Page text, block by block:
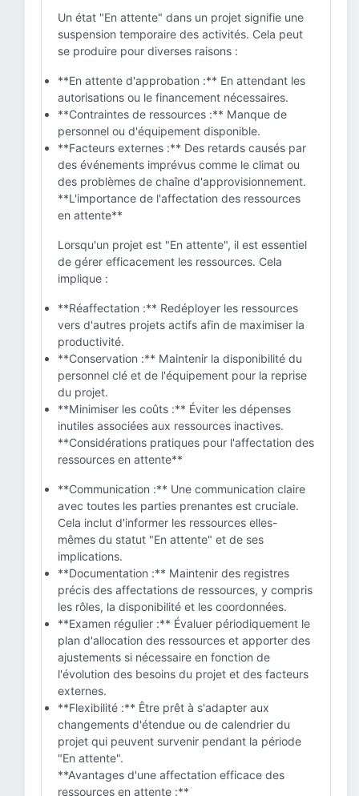
Un état "En attente" dans un projet signifie une
suspension temporaire des activités. Cela peut
se produire pour diverses raisons :
**En attente d'approbation :** En attendant les
autorisations ou le financement nécessaires.
**Contraintes de ressources :** Manque de
personnel ou d'équipement disponible.
**Facteurs externes :** Des retards causés par
des événements imprévus comme le climat ou
des problèmes de chaîne d'approvisionnement.
**L'importance de l'affectation des ressources
en attente**
Lorsqu'un projet est "En attente", il est essentiel
de gérer efficacement les ressources. Cela
implique :
**Réaffectation :** Redéployer les ressources
vers d'autres projets actifs afin de maximiser la
productivité.
**Conservation :** Maintenir la disponibilité du
personnel clé et de l'équipement pour la reprise
du projet.
**Minimiser les coûts :** Éviter les dépenses
inutiles associées aux ressources inactives.
**Considérations pratiques pour l'affectation des
ressources en attente**
**Communication :** Une communication claire
avec toutes les parties prenantes est cruciale.
Cela inclut d'informer les ressources elles-
mêmes du statut "En attente" et de ses
implications.
**Documentation :** Maintenir des registres
précis des affectations de ressources, y compris
les rôles, la disponibilité et les coordonnées.
**Examen régulier :** Évaluer périodiquement le
plan d'allocation des ressources et apporter des
ajustements si nécessaire en fonction de
l'évolution des besoins du projet et des facteurs
externes.
**Flexibilité :** Être prêt à s'adapter aux
changements d'étendue ou de calendrier du
projet qui peuvent survenir pendant la période
"En attente".
**Avantages d'une affectation efficace des
ressources en attente :**